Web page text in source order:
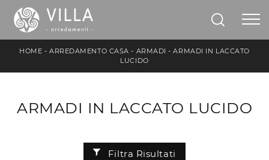
HOME -ARREDAMENTO CASA - ARMADI -ARMADI IN LACCATO
LUCIDO
ARMADI IN LACCATO LUCIDO
Filtra Risultati